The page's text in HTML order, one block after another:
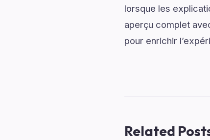
lorsque les
aperçu complet
pour enrichir
Related